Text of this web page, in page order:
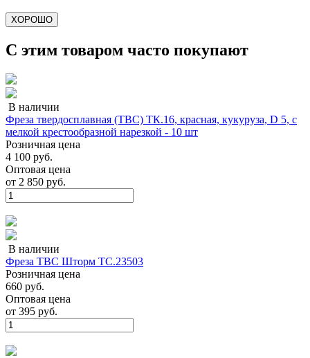
ХОРОШО
С этим товаром часто покупают
В наличии
Фреза твердосплавная (ТВС) ТК.16, красная, кукуруза, D 5, с
мелкой крестообразной нарезкой - 10 шт
Розничная цена
4 100 руб.
Оптовая цена
от 2 850 руб.
В наличии
Фреза ТВС Шторм ТС.23503
Розничная цена
660 руб.
Оптовая цена
от 395 руб.